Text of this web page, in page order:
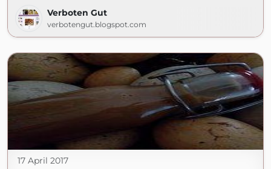
Verboten Gut
verbotengut.blogspot.com
17 April 2017